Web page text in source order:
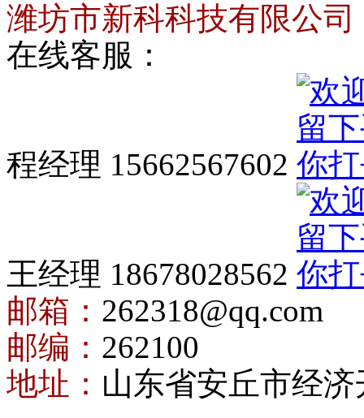
潍坊市新科科技有限公司
在线客服：
程经理 15662567602
王经理 18678028562
邮箱： 262318@qq.com
邮编： 262100
地址： 山东省安丘市经